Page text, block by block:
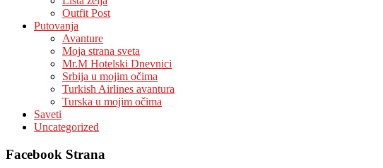
Outfit Post
Putovanja
Avanture
Moja strana sveta
Mr.M Hotelski Dnevnici
Srbija u mojim očima
Turkish Airlines avantura
Turska u mojim očima
Saveti
Uncategorized
Facebook Strana